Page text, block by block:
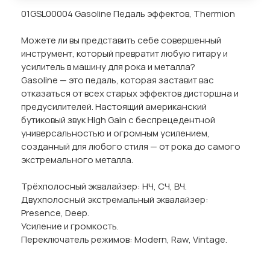
01GSL00004 Gasoline Педаль эффектов, Thermion
Можете ли вы представить себе совершенный
инструмент, который превратит любую гитару и
усилитель в машину для рока и металла?
Gasoline — это педаль, которая заставит вас
отказаться от всех старых эффектов дисторшна и
предусилителей. Настоящий американский
бутиковый звук High Gain с беспрецедентной
универсальностью и огромным усилением,
созданный для любого стиля — от рока до самого
экстремального металла.
Трёхполосный эквалайзер: НЧ, СЧ, ВЧ.
Двухполосный экстремальный эквалайзер:
Presence, Deep.
Усиление и громкость.
Переключатель режимов: Modern, Raw, Vintage.